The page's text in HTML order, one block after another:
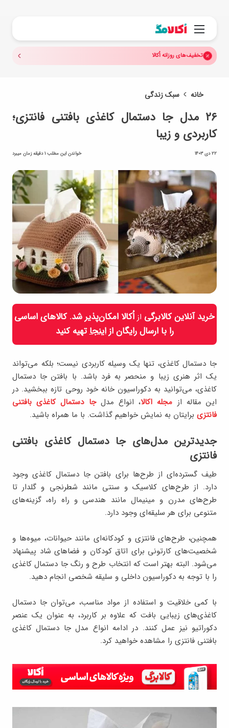
منو
تخفیف‌های روزانه اُکالا
خانه سبک زندگی
۲۶ مدل جا دستمال کاغذی بافتنی فانتزی؛
کاربردی و زیبا
22 دی 1403 خواندن این مطلب 1 دقیقه زمان میبرد
خرید آنلاین کالابرگی از اُکالا امکان‌پذیر شد. کالاهای اساسی
را با ارسال رایگان ازاینجاتهیه کنید
جا دستمال کاغذی، تنها یک وسیله کاربردی نیست؛ بلکه می‌تواند
یک اثر هنری زیبا و منحصر به فرد باشد. با بافتن جا دستمال
کاغذی، می‌توانید به دکوراسیون خانه خود روحی تازه ببخشید. در
این مقاله از مجله اکالا، انواع مدلجا دستمال کاغذی بافتنی
فانتزی برایتان به نمایش خواهیم گذاشت. با ما همراه باشید.
جدیدترین مدل‌های جا دستمال کاغذی بافتنی
فانتزی
طیف گسترده‌ای از طرح‌ها برای بافتن جا دستمال کاغذی وجود
دارد. از طرح‌های کلاسیک و سنتی مانند شطرنجی و گلدار تا
طرح‌های مدرن و مینیمال مانند هندسی و راه راه، گزینه‌های
متنوعی برای هر سلیقه‌ای وجود دارد.
همچنین، طرح‌های فانتزی و کودکانه‌ای مانند حیوانات، میوه‌ها و
شخصیت‌های کارتونی برای اتاق کودکان و فضاهای شاد پیشنهاد
می‌شود. البته بهتر است که انتخاب طرح و رنگ جا دستمال کاغذی
را با توجه به دکوراسیون داخلی و سلیقه شخصی انجام دهید.
با کمی خلاقیت و استفاده از مواد مناسب، می‌توان جا دستمال
کاغذی‌های زیبایی بافت که علاوه بر کاربرد، به عنوان یک عنصر
دکوراتیو نیز عمل کنند. در ادامه انواع مدل جا دستمال کاغذی
بافتنی فانتزی را مشاهده خواهید کرد.